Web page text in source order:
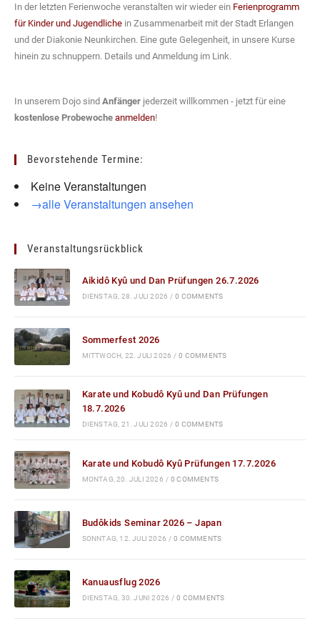
In der letzten Ferienwoche veranstalten wir wieder ein Ferienprogramm
für Kinder und Jugendliche in Zusammenarbeit mit der Stadt Erlangen
und der Diakonie Neunkirchen. Eine gute Gelegenheit, in unsere Kurse
hinein zu schnuppern. Details und Anmeldung im Link.
In unserem Dojo sind Anfänger jederzeit willkommen - jetzt für eine
kostenlose Probewoche anmelden!
Bevorstehende Termine:
Keine Veranstaltungen
→alle Veranstaltungen ansehen
Veranstaltungsrückblick
Aikidô Kyû und Dan Prüfungen 26.7.2026
DIENSTAG, 28. JULI 2026 / 0 COMMENTS
Sommerfest 2026
MITTWOCH, 22. JULI 2026 / 0 COMMENTS
Karate und Kobudô Kyû und Dan Prüfungen
18.7.2026
DIENSTAG, 21. JULI 2026 / 0 COMMENTS
Karate und Kobudô Kyû Prüfungen 17.7.2026
MONTAG, 20. JULI 2026 / 0 COMMENTS
Budôkids Seminar 2026 – Japan
SONNTAG, 12. JULI 2026 / 0 COMMENTS
Kanuausflug 2026
DIENSTAG, 30. JUNI 2026 / 0 COMMENTS